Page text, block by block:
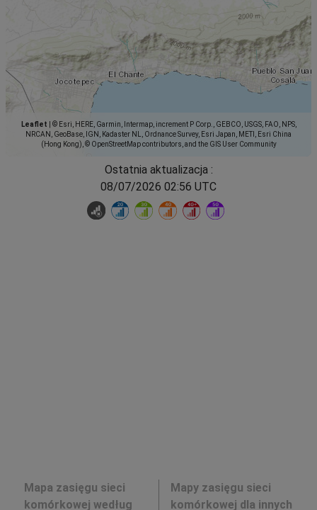
Leaflet
© Esri, HERE, Garmin, Intermap, increment P Corp., GEBCO, USGS, FAO, NPS,
NRCAN, GeoBase, IGN, Kadaster NL, Ordnance Survey, Esri Japan, METI, Esri China
(Hong Kong), © OpenStreetMap contributors, and the GIS User Community
Ostatnia aktualizacja :
08/07/2026 02:56 UTC
Mapa zasięgu sieci
komórkowej według
Mapy zasięgu sieci
komórkowej dla innych